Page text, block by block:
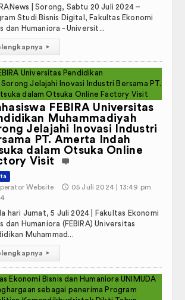
| Sorong, Sabtu 20 Juli 2024 –
Studi Bisnis Digital, Fakultas Ekonomi
dan Humaniora - Universit...
▸
FEBIRA Universitas
Muhammadiyah
Jelajahi Inovasi Industri
PT. Amerta Indah
dalam Otsuka Online
Visit
Website 🕔 05 Juli 2024 | 13:49 pm
hari Jumat, 5 Juli 2024 | Fakultas Ekonomi
dan Humaniora (FEBIRA) Universitas
Muhammad...
▸